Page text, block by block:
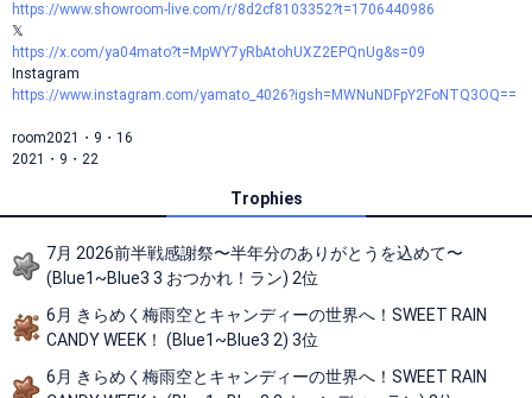
https://www.showroom-live.com/r/8d2cf8103352?t=1706440986
𝕏
https://x.com/ya04mato?t=MpWY7yRbAtohUXZ2EPQnUg&s=09
Instagram
https://www.instagram.com/yamato_4026?igsh=MWNuNDFpY2FoNTQ3OQ==
room2021・9・16
2021・9・22
Trophies
7月 2026前半戦感謝祭〜半年分のありがとうを込めて〜
(Blue1~Blue3 3 おつかれ！ラン) 2位
6月 きらめく梅雨空とキャンディーの世界へ！SWEET RAIN
CANDY WEEK！ (Blue1~Blue3 2) 3位
6月 きらめく梅雨空とキャンディーの世界へ！SWEET RAIN